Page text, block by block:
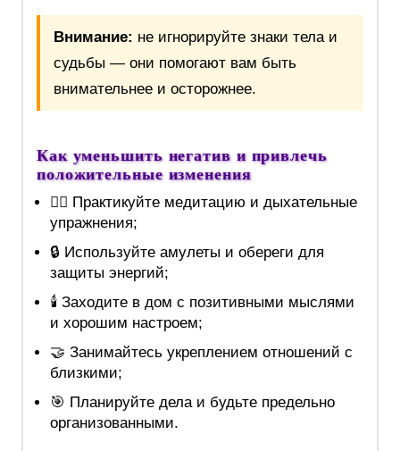
Внимание: не игнорируйте знаки тела и
судьбы — они помогают вам быть
внимательнее и осторожнее.
Как уменьшить негатив и привлечь
положительные изменения
🧘‍♀️ Практикуйте медитацию и дыхательные
упражнения;
🔒 Используйте амулеты и обереги для
защиты энергий;
🕯️ Заходите в дом с позитивными мыслями
и хорошим настроем;
🤝 Занимайтесь укреплением отношений с
близкими;
🎯 Планируйте дела и будьте предельно
организованными.